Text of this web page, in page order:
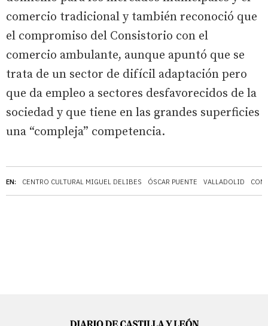
EN: CENTRO CULTURAL MIGUEL DELIBES ÓSCAR PUENTE VALLADOLID
comercio tradicional y también reconoció que
el compromiso del Consistorio con el
comercio ambulante, aunque apuntó que se
trata de un sector de difícil adaptación pero
que da empleo a sectores desfavorecidos de la
sociedad y que tiene en las grandes superficies
una “compleja” competencia.